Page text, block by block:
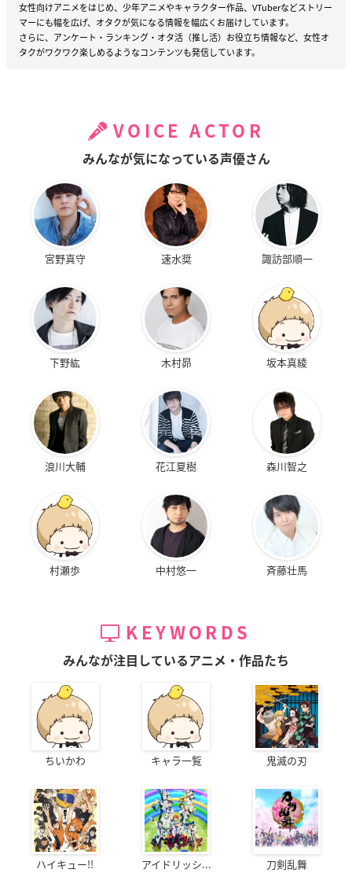
女性向けアニメをはじめ、少年アニメやキャラクター作品、VTuberなどストリー
マーにも幅を広げ、オタクが気になる情報を幅広くお届けしています。
さらに、アンケート・ランキング・オタ活（推し活）お役立ち情報など、女性オ
タクがワクワク楽しめるようなコンテンツも発信しています。
VOICE ACTOR
みんなが気になっている声優さん
宮野真守 速水奨 諏訪部順一
下野紘 木村昴 坂本真綾
浪川大輔 花江夏樹 森川智之
村瀬歩 中村悠一 斉藤壮馬
KEYWORDS
みんなが注目しているアニメ・作品たち
ちいかわ キャラ一覧 鬼滅の刃
ハイキュー!! アイドリッシ... 刀剣乱舞